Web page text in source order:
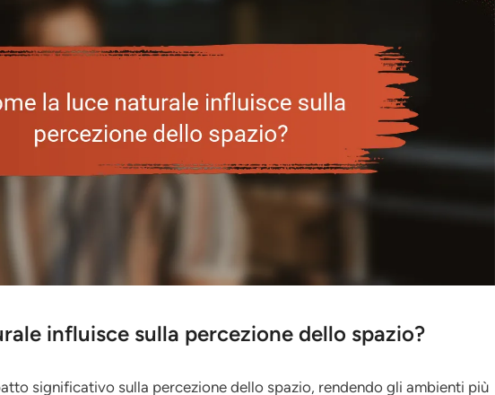
influisce sulla percezione dello spazio?
significativo sulla percezione dello spazio, rendendo gli ambienti più